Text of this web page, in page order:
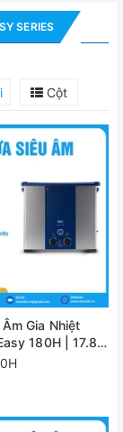
SERIES
Cột
Gia Nhiệt
180H | 17.8